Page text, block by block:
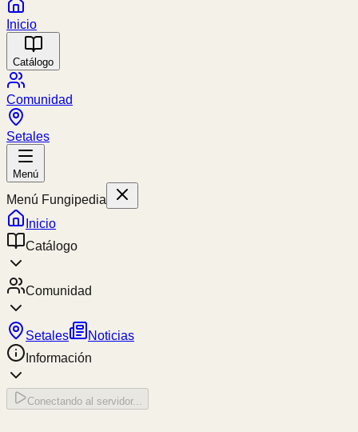
Inicio
Catálogo
Comunidad
Setales
Menú
Menú Fungipedia
Inicio
Catálogo
Comunidad
Setales
Noticias
Información
Conectando al servidor...